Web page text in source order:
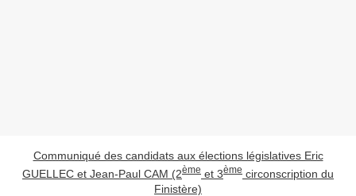
Communiqué des candidats aux élections législatives Eric
GUELLEC et Jean-Paul CAM (2ème et 3ème circonscription du
Finistère)